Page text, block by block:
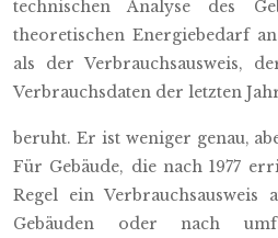
technischen Analyse des
theoretischen Energiebedarf
als der Verbrauchsausweis,
Verbrauchsdaten der letzten
beruht. Er ist weniger genau,
Für Gebäude, die nach 1977
Regel ein Verbrauchsausweis
Gebäuden oder nach